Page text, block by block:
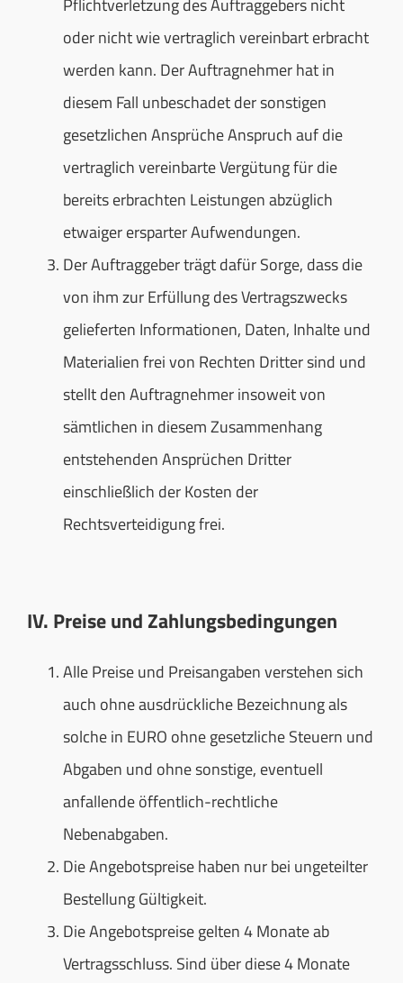
oder nicht wie vertraglich vereinbart erbracht
werden kann. Der Auftragnehmer hat in
diesem Fall unbeschadet der sonstigen
gesetzlichen Ansprüche Anspruch auf die
vertraglich vereinbarte Vergütung für die
bereits erbrachten Leistungen abzüglich
etwaiger ersparter Aufwendungen.
Der Auftraggeber trägt dafür Sorge, dass die
von ihm zur Erfüllung des Vertragszwecks
gelieferten Informationen, Daten, Inhalte und
Materialien frei von Rechten Dritter sind und
stellt den Auftragnehmer insoweit von
sämtlichen in diesem Zusammenhang
entstehenden Ansprüchen Dritter
einschließlich der Kosten der
Rechtsverteidigung frei.
IV. Preise und Zahlungsbedingungen
Alle Preise und Preisangaben verstehen sich
auch ohne ausdrückliche Bezeichnung als
solche in EURO ohne gesetzliche Steuern und
Abgaben und ohne sonstige, eventuell
anfallende öffentlich-rechtliche
Nebenabgaben.
Die Angebotspreise haben nur bei ungeteilter
Bestellung Gültigkeit.
Die Angebotspreise gelten 4 Monate ab
Vertragsschluss. Sind über diese 4 Monate